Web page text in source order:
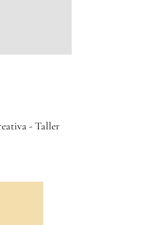
- Taller